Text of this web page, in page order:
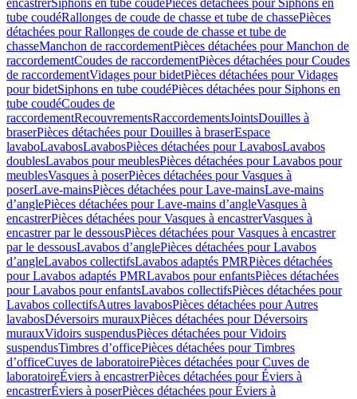
encastrerSiphons en tube coudéPièces détachées pour Siphons en
tube coudéRallonges de coude de chasse et tube de chassePièces
détachées pour Rallonges de coude de chasse et tube de
chasseManchon de raccordementPièces détachées pour Manchon de
raccordementCoudes de raccordementPièces détachées pour Coudes
de raccordementVidages pour bidetPièces détachées pour Vidages
pour bidetSiphons en tube coudéPièces détachées pour Siphons en
tube coudéCoudes de
raccordementRecouvrementsRaccordementsJointsDouilles à
braserPièces détachées pour Douilles à braserEspace
lavaboLavabosLavabosPièces détachées pour LavabosLavabos
doublesLavabos pour meublesPièces détachées pour Lavabos pour
meublesVasques à poserPièces détachées pour Vasques à
poserLave-mainsPièces détachées pour Lave-mainsLave-mains
d’anglePièces détachées pour Lave-mains d’angleVasques à
encastrerPièces détachées pour Vasques à encastrerVasques à
encastrer par le dessousPièces détachées pour Vasques à encastrer
par le dessousLavabos d’anglePièces détachées pour Lavabos
d’angleLavabos collectifsLavabos adaptés PMRPièces détachées
pour Lavabos adaptés PMRLavabos pour enfantsPièces détachées
pour Lavabos pour enfantsLavabos collectifsPièces détachées pour
Lavabos collectifsAutres lavabosPièces détachées pour Autres
lavabosDéversoirs murauxPièces détachées pour Déversoirs
murauxVidoirs suspendusPièces détachées pour Vidoirs
suspendusTimbres dʼofficePièces détachées pour Timbres
dʼofficeCuves de laboratoirePièces détachées pour Cuves de
laboratoireÉviers à encastrerPièces détachées pour Éviers à
encastrerÉviers à poserPièces détachées pour Éviers à